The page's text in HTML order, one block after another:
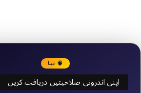
🧠 نیا
اپنی اندرونی صلاحیتیں دریافت کریں